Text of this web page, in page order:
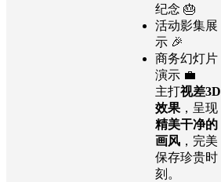
纪念 🎂
活动影集展
示 🎉
商务幻灯片
演示 💼
主打视差3D
效果 ，呈现
精美干净的
画风 ，完美
保存珍贵时
刻。